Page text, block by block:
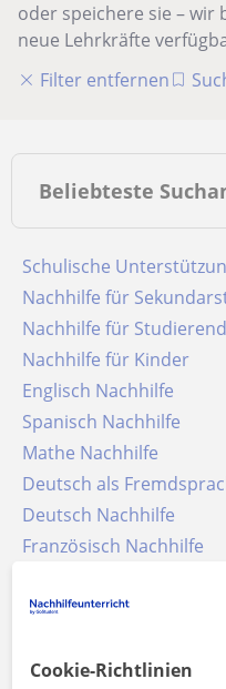
oder speichere sie – wir
neue Lehrkräfte
Filter entfernen
Beliebteste
Schulische
Nachhilfe für
Nachhilfe für
Nachhilfe für Kinder
Englisch Nachhilfe
Spanisch Nachhilfe
Mathe Nachhilfe
Deutsch als
Deutsch Nachhilfe
Französisch Nachhilfe
Biologie Nachhilfe
Türkisch Nachhilfe
Cookie-Richtlinien